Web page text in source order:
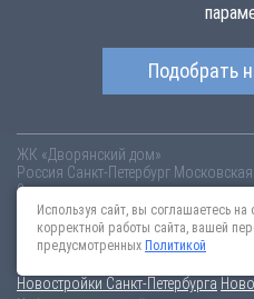
Подобрать
ЖК «Дворянский дом»
Россия Санкт-Петербург
8
dvorjanskij-dom.novopoisk.msk.ru
комплексе «Дворянский дом» от
планировок от 3.49 млн рублей!
Новостройки Санкт-Петербурга
Используя сайт, вы соглашаетесь
корректной работы сайта, вашей
предусмотренных Политикой